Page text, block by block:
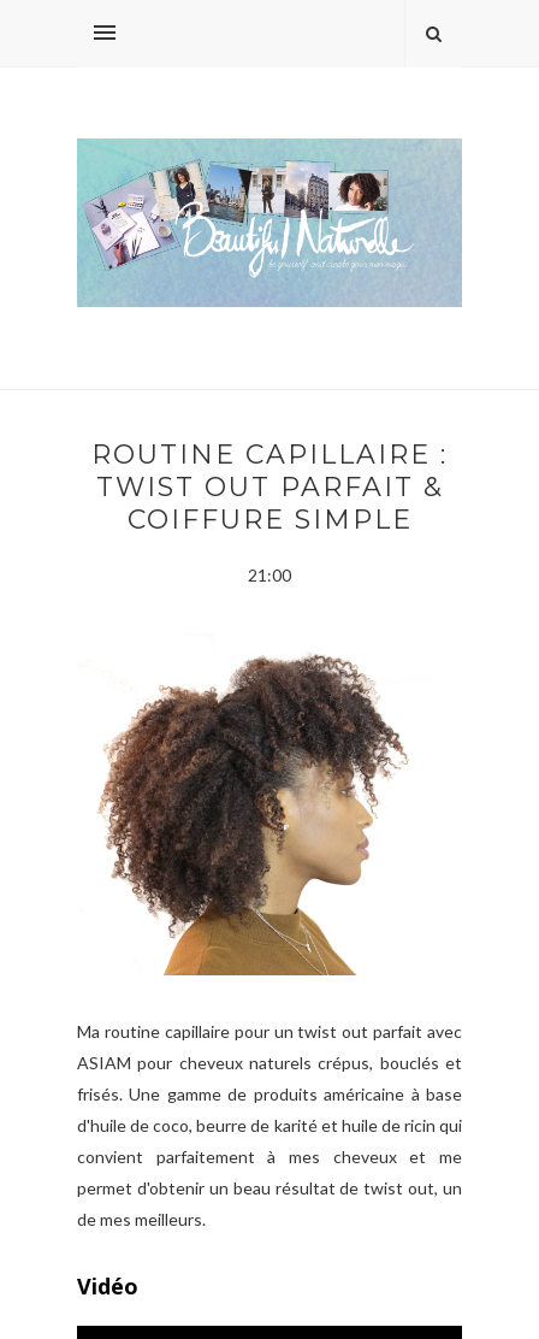
ROUTINE CAPILLAIRE :
TWIST OUT PARFAIT &
COIFFURE SIMPLE
21:00
Ma routine capillaire pour un twist out parfait avec
ASIAM pour cheveux naturels crépus, bouclés et
frisés. Une gamme de produits américaine à base
d'huile de coco, beurre de karité et huile de ricin qui
convient parfaitement à mes cheveux et me
permet d'obtenir un beau résultat de twist out, un
de mes meilleurs.
Vidéo